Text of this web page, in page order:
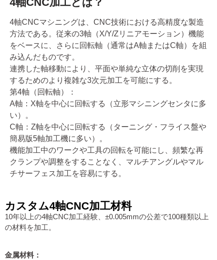
4軸CNCマシニングは、CNC技術における高精度な製造
方法である。従来の3軸（X/Y/Zリニアモーション）機能
をベースに、さらに回転軸（通常はA軸またはC軸）を組
み込んだものです。
連携した軸移動により、平面や単純な立体の切削を実現
するためのより複雑な3次元加工を可能にする。
第4軸（回転軸）：
A軸：X軸を中心に回転する（立形マシニングセンタに多
い）。
C軸：Z軸を中心に回転する（ターニング・フライス盤や
簡易版5軸加工機に多い）。
機能加工中のワークや工具の回転を可能にし、頻繁な再
クランプや調整をすることなく、マルチアングルやマル
チサーフェス加工を容易にする。
カスタム4軸CNC加工材料
10年以上の4軸CNC加工経験、±0.005mmの公差で100種類以上
の材料を加工。
金属材料：